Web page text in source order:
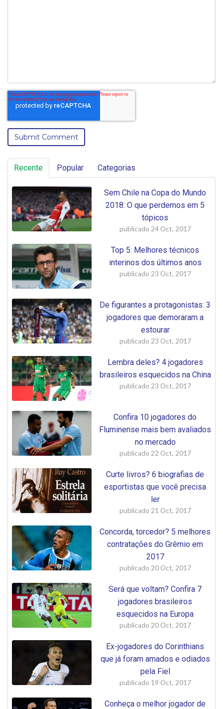
Recente Popular Categorias
Sem Chile na Copa do Mundo
2018: O que perdemos em 5
tópicos
publicado 24 Oct, 2017
Top 5: Melhores técnicos
interinos dos últimos anos
publicado 23 Oct, 2017
De figurantes a protagonistas: 3
jogadores que demoraram a
estourar
publicado 23 Oct, 2017
Lembra deles? 4 jogadores
brasileiros esquecidos na China
publicado 23 Oct, 2017
Confira 10 jogadores do
Fluminense mais bem avaliados
no mercado
publicado 22 Oct, 2017
Curte livros? 6 biografias de
esportistas que você precisa
ler
publicado 21 Oct, 2017
Concorda, torcedor? 5 melhores
contratações do Grêmio em
2017
publicado 20 Oct, 2017
Será que voltam? Confira 7
jogadores brasileiros
esquecidos na Europa
publicado 20 Oct, 2017
Ex-jogadores do Corinthians
que já foram amados e odiados
pela Fiel
publicado 19 Oct, 2017
Conheça o melhor jogador de